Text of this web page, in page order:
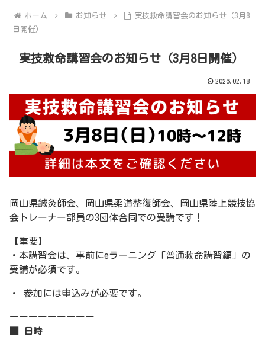
ホーム お知らせ
実技救命講習会のお知らせ（3月8
日開催）
実技救命講習会のお知らせ（3月8日開催）
2026.02.18
岡山県鍼灸師会、岡山県柔道整復師会、岡山県陸上競技協
会トレーナー部員の3団体合同での受講です！
【重要】
・本講習会は、事前にeラーニング「普通救命講習編」の
受講が必須です。
・ 参加には申込みが必要です。
ーーーーーーーーー
■ 日時